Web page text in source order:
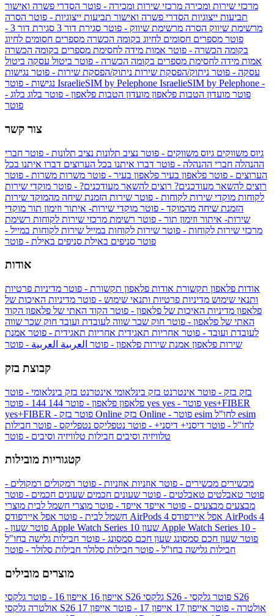
מרכזי שירות ומכירה מרכזי שירות ומכירה - פוטר הסדרי פשרה ואישור
תביעות ייצוגיות הסדרי פשרה ואישור תביעות ייצוגיות - פוטר הסרה
מרשימת שיווק הסרה מרשימת שיווק - פוטר סגירת דור 3
סגירת דור 3 -
פוטר מספרים חסומים לחיוג בקומה הכשרה מספרים חסומים לחיוג
בקומה הכשרה - פוטר אמות מידה לחסימת מספרים בקומה הכשרה
אמות מידה לחסימת מספרים בקומה הכשרה - פוטר ביטול עסקה ביטול
עסקה - פוטר ניתוק/הפסקת שירות ניתוק/הפסקת שירות - פוטר נגישות
IsraelieSIM by Pelephone IsraelieSIM by Pelephone -
פוטר מועדון הטבות פלאפון מועדון הטבות פלאפון - פוטר בלוג בלוג -
פוטר
צור קשר
גיוס משווקים גיוס משווקים - פוטר נציב תלונות נציב תלונות - פוטר חברי
ההנהלה חברי ההנהלה - פוטר דברו איתנו בכל הערוצים דברו איתנו בכל
הערוצים - פוטר פלאפון בעיר פלאפון בעיר - פוטר משרות משרות - פוטר
רוצים להשאר מעודכנים? רוצים להשאר מעודכנים? - פוטר מוקדי שירות
לקוחות מוקדי שירות לקוחות - פוטר שירות הזמנת שיחה מהמוקד שירות
הזמנת שיחה מהמוקד - פוטר מוקדי שירות- איתור וזימון תור מוקדי
שירות- איתור וזימון תור - פוטר רשימת מרכזי שירות לקוחות רשימת
מרכזי שירות לקוחות - פוטר שירות לקוחות במייל שירות לקוחות במייל -
פוטר סניפים באילת סניפים באילת - פוטר
אודות
אודות פלאפון תקשורת אודות פלאפון תקשורת - פוטר מדיניות פרטיות
ותנאי שימוש מדיניות פרטיות ותנאי שימוש - פוטר מדיניות האיכות של
פלאפון מדיניות האיכות של פלאפון - פוטר הקוד האתי של פלאפון הקוד
האתי של פלאפון - פוטר חוק שכר שווה לעובדת ועובד חוק שכר שווה
לעובדת ועובד - פוטר אחריות תאגידית אחריות תאגידית - פוטר אמנת
שירות פלאפון אמנת שירות פלאפון - פוטר العربية العربية - פוטר
קבוצת בזק
בזק בזק - פוטר אינטרנט בזק בינלאומי אינטרנט בזק בינלאומי - פוטר
פלאפון פלאפון - פוטר 144 yes
yes+FIBER
yes+FIBER - פוטר בזק Online
esim
לחו"ל - פוטר דיסני+ דיסני+ - פוטר נטפליקס נטפליקס - פוטר חבילות
טלוויזיה וסיבים חבילות טלוויזיה וסיבים - פוטר
קטגוריות מובילות
מכשירים מכשירים - פוטר אוזניות אוזניות - פוטר רמקולים רמקולים -
פוטר טאבלטים טאבלטים - פוטר שעונים חכמים שעונים חכמים - פוטר
מבצעים מבצעים - פוטר אייפד אייפד - פוטר מוצרי חשמל לבית מוצרי
חשמל לבית - פוטר אפל איירפודס AirPods 4 אפל איירפודס AirPods 4
- פוטר שעון Apple Watch Series 10 שעון Apple Watch Series 10 -
פוטר שעון חכם סמסונג שעון חכם סמסונג - פוטר חבילות גלישה בחו"ל
חבילות גלישה בחו"ל - פוטר חבילות סלולר חבילות סלולר - פוטר
מוצרים מובילים
אייפון 16 אייפון 16 - פוטר גלקסי S26 גלקסי S26 - פוטר גלקסי S26
אולטרה
גלקסי S26 אולטרה - פוטר אייפון 17 אייפון 17 - פוטר
אייפון 17